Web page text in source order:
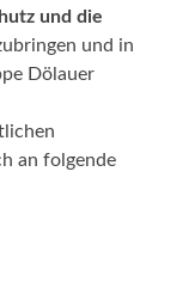
und die
und in
Dölauer
an folgende